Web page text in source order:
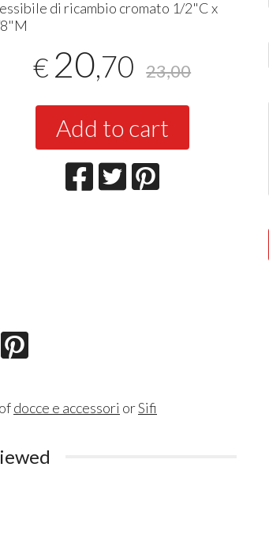
di ricambio cromato 1/2"C x
€ 20,70 23,00
Add to cart
docce e accessori orSifi